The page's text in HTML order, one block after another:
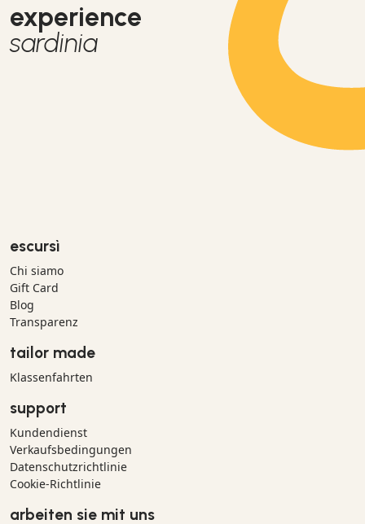
experience
sardinia
escursì
Chi siamo
Gift Card
Blog
Transparenz
tailor made
Klassenfahrten
support
Kundendienst
Verkaufsbedingungen
Datenschutzrichtlinie
Cookie-Richtlinie
arbeiten sie mit uns